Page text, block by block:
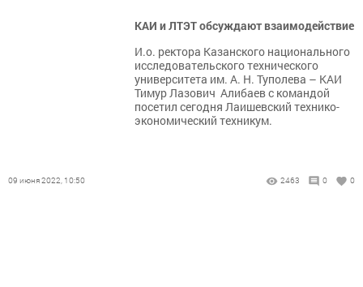
КАИ и ЛТЭТ обсуждают взаимодействие
​​​​​​​И.о. ректора Казанского национального
исследовательского технического
университета им. А. Н. Туполева – КАИ
Тимур Лазович Алибаев с командой
посетил сегодня Лаишевский технико-
экономический техникум.
09 июня 2022, 10:50 2463 0 0